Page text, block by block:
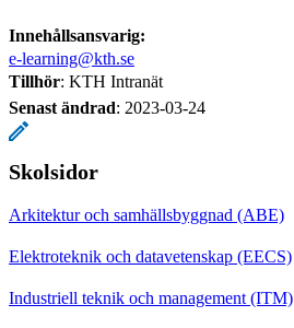
Innehållsansvarig:
e-learning@kth.se
Tillhör: KTH Intranät
Senast ändrad: 2023-03-24
Skolsidor
Arkitektur och samhällsbyggnad (ABE)
Elektroteknik och datavetenskap (EECS)
Industriell teknik och management (ITM)